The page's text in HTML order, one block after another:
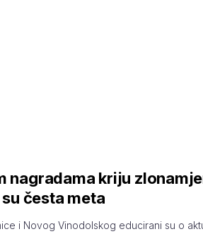
nagradama kriju
česta meta
i Novog Vinodolskog educirani su o